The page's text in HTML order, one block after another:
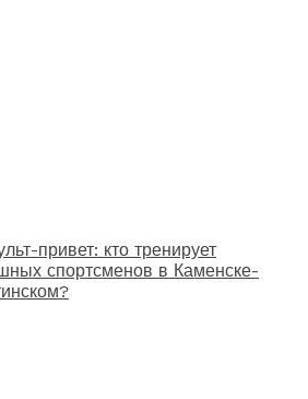
привет: кто тренирует
спортсменов в Каменске-